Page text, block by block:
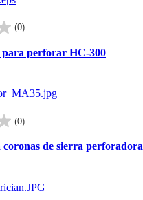
(0)
perforar HC-300
(0)
de sierra perforadora